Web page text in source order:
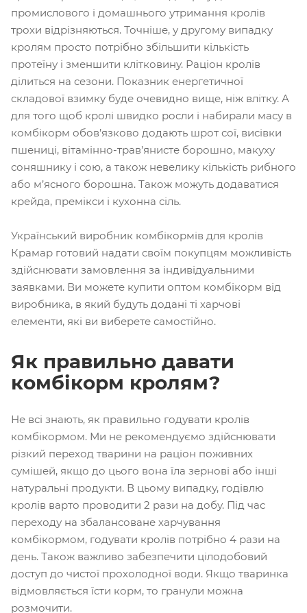
промислового і домашнього утримання кролів
трохи відрізняються. Точніше, у другому випадку
кролям просто потрібно збільшити кількість
протеїну і зменшити клітковину. Раціон кролів
ділиться на сезони. Показник енергетичної
складової взимку буде очевидно вище, ніж влітку. А
для того щоб кролі швидко росли і набирали масу в
комбікорм обов’язково додають шрот сої, висівки
пшениці, вітамінно-трав’янисте борошно, макуху
соняшнику і сою, а також невелику кількість рибного
або м’ясного борошна. Також можуть додаватися
крейда, премікси і кухонна сіль.
Український виробник комбікормів для кролів
Крамар готовий надати своїм покупцям можливість
здійснювати замовлення за індивідуальними
заявками. Ви можете купити оптом комбікорм від
виробника, в який будуть додані ті харчові
елементи, які ви виберете самостійно.
Як правильно давати
комбікорм кролям?
Не всі знають, як правильно годувати кролів
комбікормом. Ми не рекомендуємо здійснювати
різкий переход тварини на раціон поживних
сумішей, якщо до цього вона їла зернові або інші
натуральні продукти. В цьому випадку, годівлю
кролів варто проводити 2 рази на добу. Під час
переходу на збалансоване харчування
комбікормом, годувати кролів потрібно 4 рази на
день. Також важливо забезпечити цілодобовий
доступ до чистої прохолодної води. Якщо тваринка
відмовляється їсти корм, то гранули можна
розмочити.